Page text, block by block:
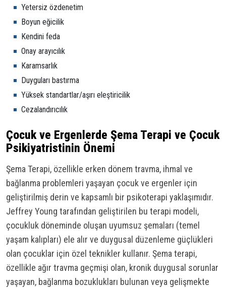
Yetersiz özdenetim
Boyun eğicilik
Kendini feda
Onay arayıcılık
Karamsarlık
Duyguları bastırma
Yüksek standartlar/aşırı eleştiricilik
Cezalandırıcılık
Çocuk ve Ergenlerde Şema Terapi ve Çocuk
Psikiyatristinin Önemi
Şema Terapi, özellikle erken dönem travma, ihmal ve
bağlanma problemleri yaşayan çocuk ve ergenler için
geliştirilmiş derin ve kapsamlı bir psikoterapi yaklaşımıdır.
Jeffrey Young tarafından geliştirilen bu terapi modeli,
çocukluk döneminde oluşan uyumsuz şemaları (temel
yaşam kalıpları) ele alır ve duygusal düzenleme güçlükleri
olan çocuklar için özel teknikler kullanır. Şema terapi,
özellikle ağır travma geçmişi olan, kronik duygusal sorunlar
yaşayan, bağlanma bozuklukları bulunan veya gelişmekte